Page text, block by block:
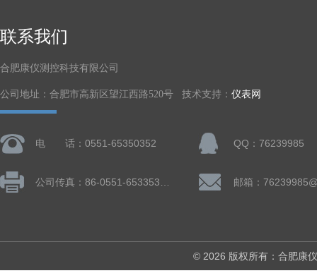
联系我们
合肥康仪测控科技有限公司
公司地址：合肥市高新区望江西路520号 技术支持： 仪表网
电 话：0551-65350352 QQ：76239985
邮箱：
© 2026 版权所有：合肥康